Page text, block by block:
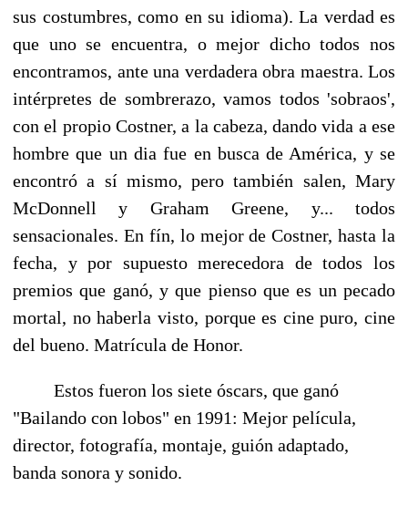
sus costumbres, como en su idioma). La verdad es
que uno se encuentra, o mejor dicho todos nos
encontramos, ante una verdadera obra maestra. Los
intérpretes de sombrerazo, vamos todos 'sobraos',
con el propio Costner, a la cabeza, dando vida a ese
hombre que un dia fue en busca de América, y se
encontró a sí mismo, pero también salen, Mary
McDonnell y Graham Greene, y... todos
sensacionales. En fín, lo mejor de Costner, hasta la
fecha, y por supuesto merecedora de todos los
premios que ganó, y que pienso que es un pecado
mortal, no haberla visto, porque es cine puro, cine
del bueno. Matrícula de Honor.
Estos fueron los siete óscars, que ganó
"Bailando con lobos" en 1991: Mejor película,
director, fotografía, montaje, guión adaptado,
banda sonora y sonido.